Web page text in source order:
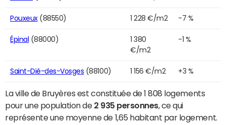
Pouxeux(88550) 1 228 €/m2 -7 %
Épinal (88000)
1 380
€/m2
-1 %
Saint-Dié-des-Vosges (88100) 1 156 €/m2 +3 %
La ville de Bruyères est constituée de 1 808 logements
pour une population de 2 935 personnes, ce qui
représente une moyenne de 1,65 habitant par logement.